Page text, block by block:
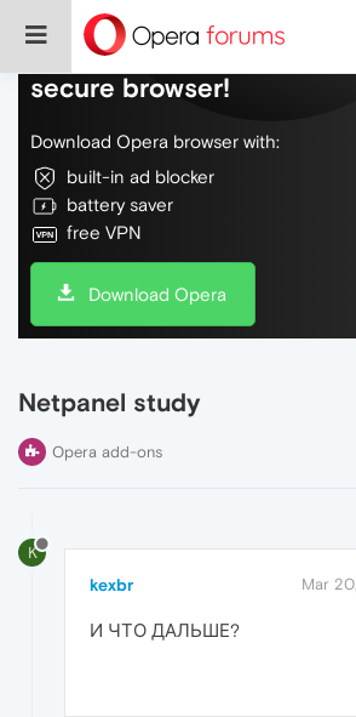
Do more on the web, with
secure browser!
Download Opera browser with:
built-in ad blocker
battery saver
free VPN
Download Opera
Netpanel study
Opera add-ons
K
kexbr Mar
И ЧТО ДАЛЬШЕ?